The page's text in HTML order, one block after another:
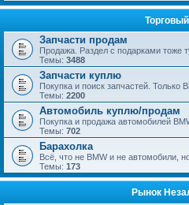
Запчасти продам
Продажа. Раздел с подарками тоже
Темы: 3488
Запчасти куплю
Покупка и поиск запчастей. Только
Темы: 2200
Автомобиль куплю/продам
Покупка и продажа автомобилей
Темы: 702
Барахолка
Всё, что не BMW и не автомобили,
Темы: 173
Рынок